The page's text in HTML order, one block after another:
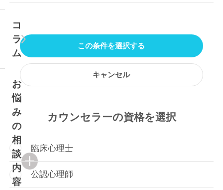
コ
ラ
ム
お
悩
み
の
相
談
内
容
この条件を選択する
キャンセル
カウンセラーの資格を選択
臨床心理士
公認心理師